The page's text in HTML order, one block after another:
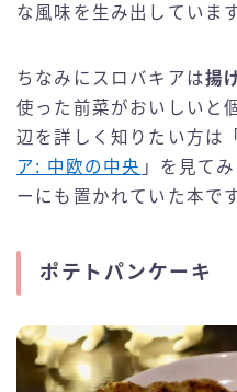
な風味を生み出しています
ちなみにスロバキアは揚
使った前菜がおいしいと
辺を詳しく知りたい方は「
ア: 中欧の中央 」を見て
ーにも置かれていた本です
ポテトパンケーキ